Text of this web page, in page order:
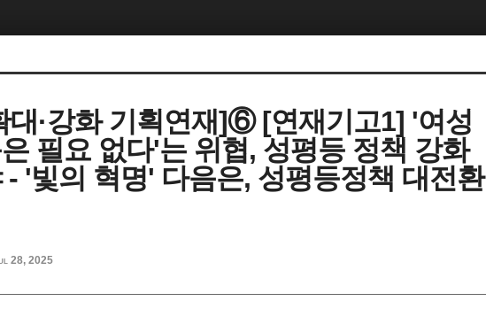
대·강화 기획연재]⑥ [연재기고1] '여성
필요 없다'는 위협, 성평등 정책 강화
- '빛의 혁명' 다음은, 성평등정책 대전환
28, 2025